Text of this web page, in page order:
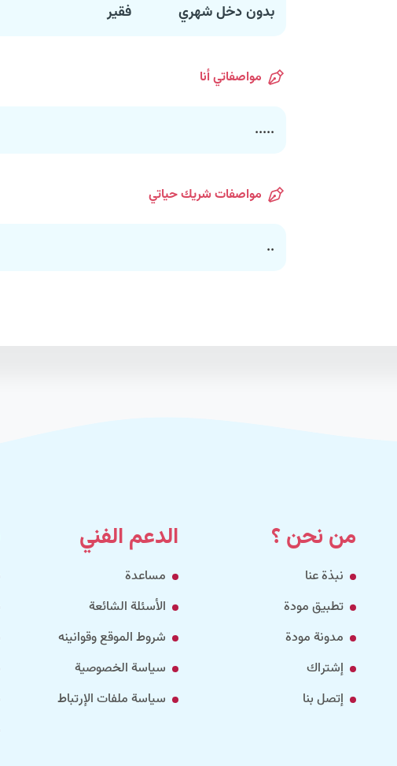
بدون دخل شهري
فقير
مواصفاتي أنا
.....
مواصفات شريك حياتي
..
من نحن ؟
نبذة عنا
تطبيق مودة
مدونة مودة
إشتراك
إتصل بنا
الدعم الفني
مساعدة
الأسئلة الشائعة
شروط الموقع وقوانينه
سياسة الخصوصية
سياسة ملفات الإرتباط